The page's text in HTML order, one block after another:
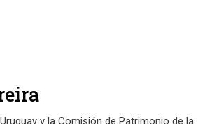
y la Comisión de Patrimonio de la